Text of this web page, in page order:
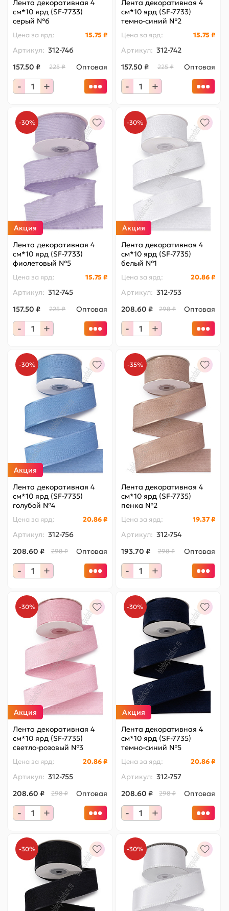
Лента декоративная 4
см*10 ярд (SF-7733)
серый №6
Цена за ярд: 15.75 ₽
Артикул: 312-746
157.50 ₽
225 ₽ Оптовая
- +
Лента декоративная 4
см*10 ярд (SF-7733)
темно-синий №2
Цена за ярд: 15.75 ₽
Артикул: 312-742
157.50 ₽
225 ₽ Оптовая
- +
-30%
Акция
Лента декоративная 4
см*10 ярд (SF-7733)
фиолетовый №5
Цена за ярд: 15.75 ₽
Артикул: 312-745
157.50 ₽
225 ₽ Оптовая
- +
-30%
Акция
Лента декоративная 4
см*10 ярд (SF-7735)
белый №1
Цена за ярд: 20.86 ₽
Артикул: 312-753
208.60 ₽
298 ₽ Оптовая
- +
-30%
Акция
Лента декоративная 4
см*10 ярд (SF-7735)
голубой №4
Цена за ярд: 20.86 ₽
Артикул: 312-756
208.60 ₽
298 ₽ Оптовая
- +
-35%
Лента декоративная 4
см*10 ярд (SF-7735)
пенка №2
Цена за ярд: 19.37 ₽
Артикул: 312-754
193.70 ₽
298 ₽ Оптовая
- +
-30%
Акция
Лента декоративная 4
см*10 ярд (SF-7735)
светло-розовый №3
Цена за ярд: 20.86 ₽
Артикул: 312-755
208.60 ₽
298 ₽ Оптовая
- +
-30%
Акция
Лента декоративная 4
см*10 ярд (SF-7735)
темно-синий №5
Цена за ярд: 20.86 ₽
Артикул: 312-757
208.60 ₽
298 ₽ Оптовая
- +
-30% -30%